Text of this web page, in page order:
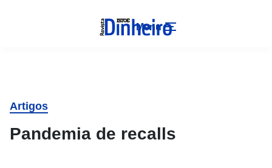
Menu
Artigos
Pandemia de recalls